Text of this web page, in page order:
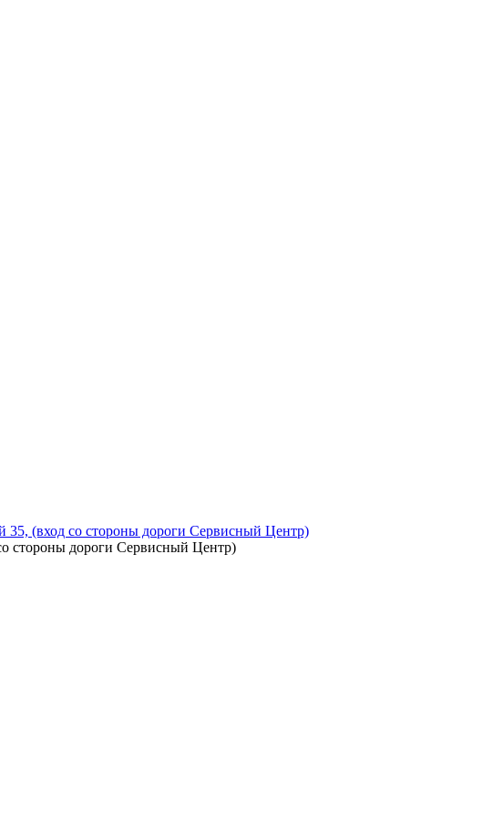
(вход со стороны дороги Сервисный Центр)
стороны дороги Сервисный Центр)